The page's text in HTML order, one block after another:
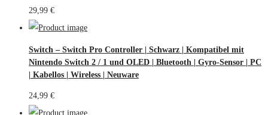
29,99 €
Switch – Switch Pro Controller | Schwarz | Kompatibel mit
Nintendo Switch 2 / 1 und OLED | Bluetooth | Gyro-Sensor | PC
| Kabellos | Wireless | Neuware
24,99 €